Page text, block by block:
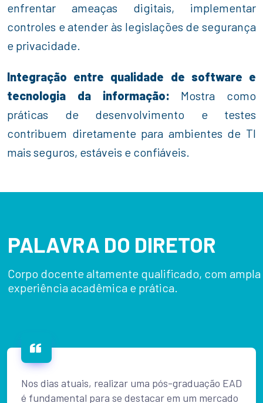
enfrentar ameaças digitais, implementar
controles e atender às legislações de segurança
e privacidade.
Integração entre qualidade de software e
tecnologia da informação: Mostra como
práticas de desenvolvimento e testes
contribuem diretamente para ambientes de TI
mais seguros, estáveis e confiáveis.
PALAVRA DO DIRETOR
Corpo docente altamente qualificado, com ampla
experiência acadêmica e prática.
Nos dias atuais, realizar uma pós-graduação EAD
é fundamental para se destacar em um mercado